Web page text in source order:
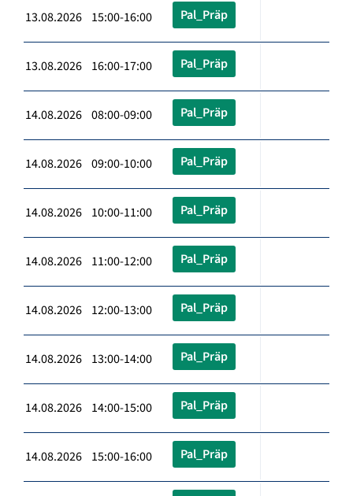
13.08.2026 15:00-16:00 Pal_Präp
13.08.2026 16:00-17:00 Pal_Präp
14.08.2026 08:00-09:00 Pal_Präp
14.08.2026 09:00-10:00 Pal_Präp
14.08.2026 10:00-11:00 Pal_Präp
14.08.2026 11:00-12:00 Pal_Präp
14.08.2026 12:00-13:00 Pal_Präp
14.08.2026 13:00-14:00 Pal_Präp
14.08.2026 14:00-15:00 Pal_Präp
14.08.2026 15:00-16:00 Pal_Präp